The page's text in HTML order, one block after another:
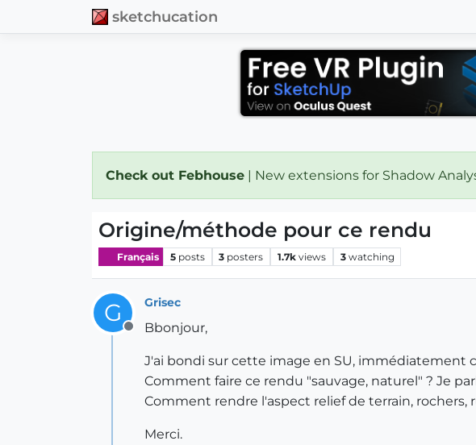
sketchucation
Check out Febhouse | New extensions for Shadow
Origine/méthode pour ce rendu
Français 5 posts 3 posters 1.7k views 3 watching
G
Offline
Grisec
Bbonjour,
J'ai bondi sur cette image en SU, immédiatement
Comment faire ce rendu "sauvage, naturel" ? Je
Comment rendre l'aspect relief de terrain, rochers,
Merci.